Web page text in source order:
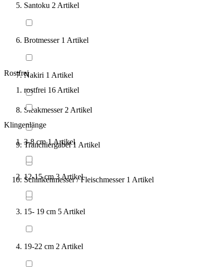
Santoku 2 Artikel
Brotmesser 1 Artikel
Nakiri 1 Artikel
Steakmesser 2 Artikel
Tranchiergabel 1 Artikel
Schinkenmesser / Fleischmesser 1 Artikel
Rostfrei
rostfrei 16 Artikel
Klingenlänge
3-8 cm 1Artikel
12-15 cm 3Artikel
15- 19 cm 5 Artikel
19-22 cm 2 Artikel